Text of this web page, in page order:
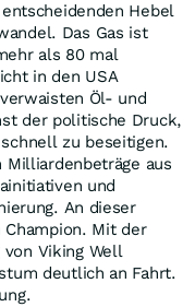
Hebel
Das Gas ist
als 80 mal
in den USA
Öl- und
der politische Druck,
zu beseitigen.
aus
und
An dieser
Mit der
Viking Well
deutlich an Fahrt.